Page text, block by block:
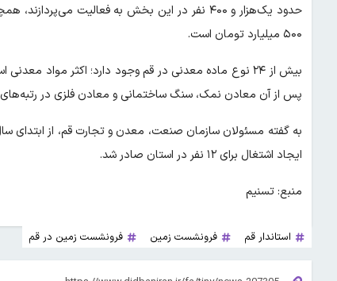
حدود یک‌هزار و ۴۰۰ نفر در این بخش به فعالیت
۵۰۰ میلیارد تومان است.
بیش از ۲۴ نوع ماده معدنی در قم وجود دارد؛ اکثر
پس از آن معادن نمک، سنگ ساختمانی و معادن فلزی در رتبه‌های
ایجاد اشتغال برای ۱۲ نفر در استان صادر شد.
منبع: تسنیم
استاندار قم فرونشست زمین فرونشست زمین در قم